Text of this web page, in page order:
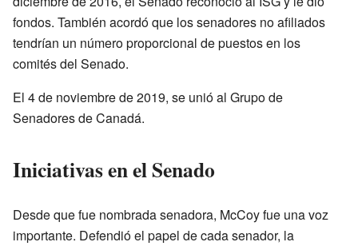
fondos. También acordó que los senadores no afiliados
tendrían un número proporcional de puestos en los
comités del Senado.
El 4 de noviembre de 2019, se unió al Grupo de
Senadores de Canadá.
Iniciativas en el Senado
Desde que fue nombrada senadora, McCoy fue una voz
importante. Defendió el papel de cada senador, la